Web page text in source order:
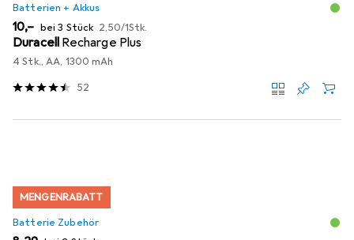
Batterien + Akkus
EUR
10,– bei 3 Stück EUR
2,50/1Stk.
Duracell Recharge Plus
4 Stk., AA, 1300 mAh
52
MENGENRABATT
Batterie Zubehör